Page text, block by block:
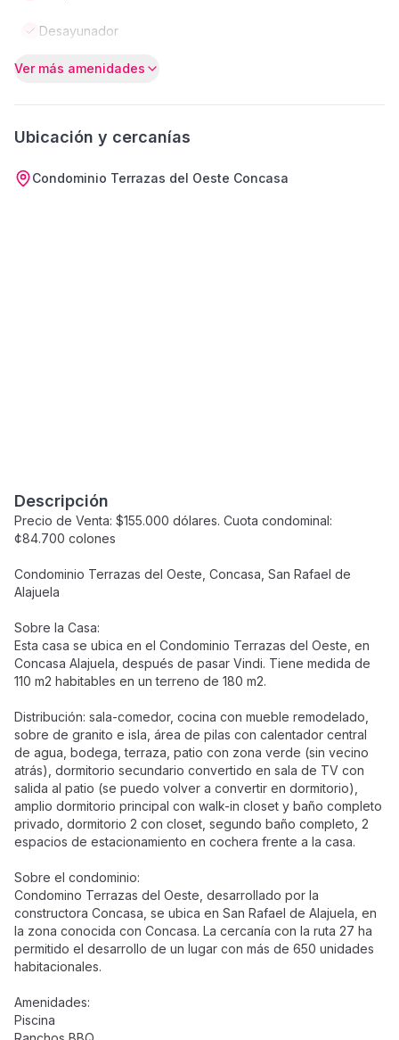
Desayunador
Ver más amenidades
Ubicación y cercanías
Condominio Terrazas del Oeste Concasa
Descripción
Precio de Venta: $155.000 dólares. Cuota condominal:
¢84.700 colones
Condominio Terrazas del Oeste, Concasa, San Rafael de
Alajuela
Sobre la Casa:
Esta casa se ubica en el Condominio Terrazas del Oeste, en
Concasa Alajuela, después de pasar Vindi. Tiene medida de
110 m2 habitables en un terreno de 180 m2.
Distribución: sala-comedor, cocina con mueble remodelado,
sobre de granito e isla, área de pilas con calentador central
de agua, bodega, terraza, patio con zona verde (sin vecino
atrás), dormitorio secundario convertido en sala de TV con
salida al patio (se puedo volver a convertir en dormitorio),
amplio dormitorio principal con walk-in closet y baño completo
privado, dormitorio 2 con closet, segundo baño completo, 2
espacios de estacionamiento en cochera frente a la casa.
Sobre el condominio:
Condomino Terrazas del Oeste, desarrollado por la
constructora Concasa, se ubica en San Rafael de Alajuela, en
la zona conocida con Concasa. La cercanía con la ruta 27 ha
permitido el desarrollo de un lugar con más de 650 unidades
habitacionales.
Amenidades:
Piscina